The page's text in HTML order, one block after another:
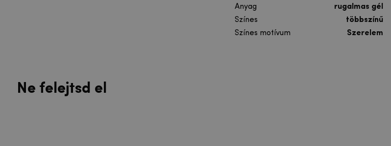
Anyag
rugalmas gél
Színes
többszínű
Színes motívum
Szerelem
Ne felejtsd el